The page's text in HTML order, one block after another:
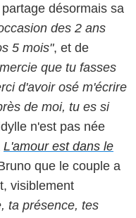
désormais sa
des 2 ans
5 mois", et de
que tu fasses
d'avoir osé m'écrire
de moi, tu es si
n'est pas née
L'amour est dans le
que le couple a
visiblement
ta présence, tes